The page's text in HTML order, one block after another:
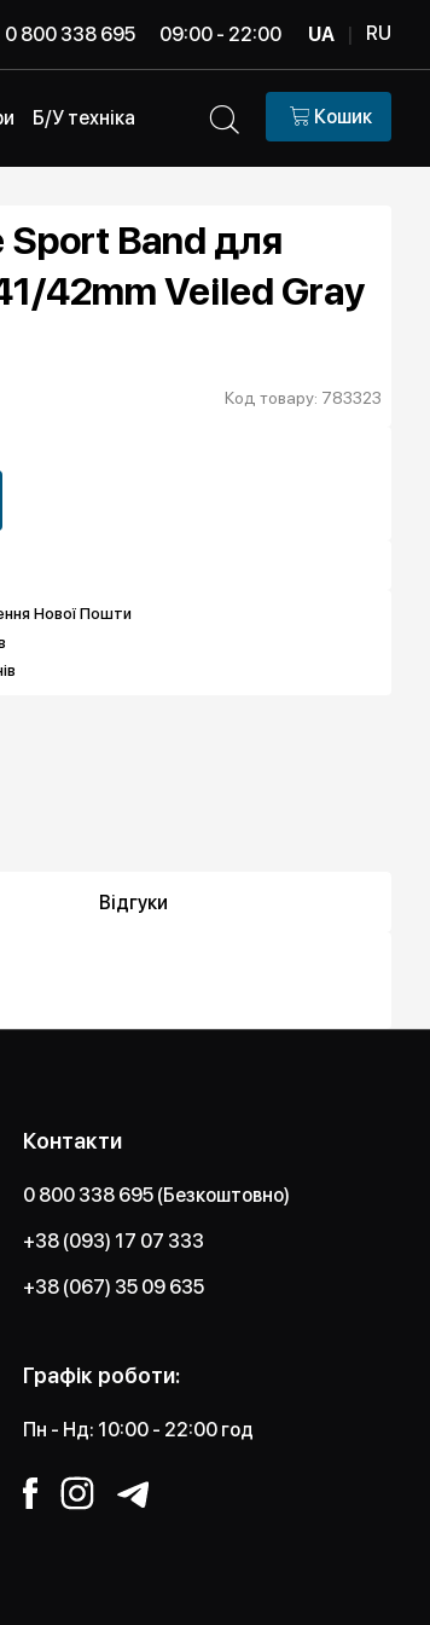
0 800 338 695 09:00 - 22:00 UA | RU
Б/У техніка Кошик
Band для
42mm Veiled Gray
Код товару: 783323
Нової Пошти
Відгуки
Контакти
0 800 338 695 (Безкоштовно)
+38 (093) 17 07 333
+38 (067) 35 09 635
Графік роботи:
Пн - Нд: 10:00 - 22:00 год